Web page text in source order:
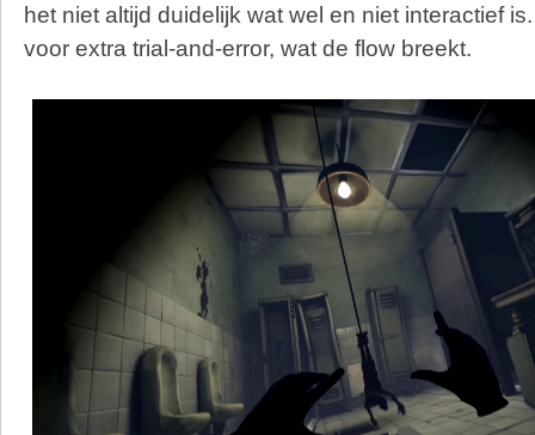
het niet altijd duidelijk wat wel en niet interactief
voor extra trial-and-error, wat de flow breekt.